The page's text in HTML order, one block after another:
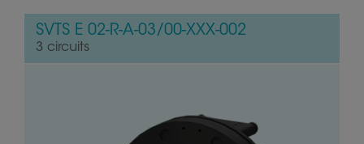
SVTS E 02-R-A-03/00-XXX-002
3 circuits